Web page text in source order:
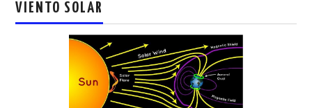
VIENTO SOLAR